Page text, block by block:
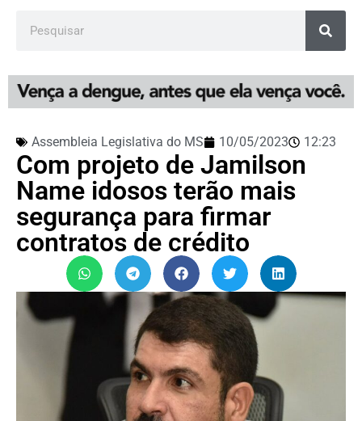
Assembleia Legislativa do MS 10/05/2023 12:23
Com projeto de Jamilson
Name idosos terão mais
segurança para firmar
contratos de crédito